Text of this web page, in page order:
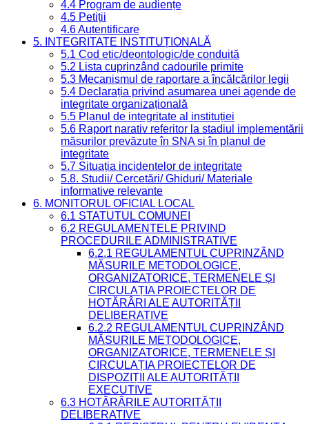
4.4 Program de audiențe
4.5 Petiții
4.6 Autentificare
5. INTEGRITATE INSTITUȚIONALĂ
5.1 Cod etic/deontologic/de conduită
5.2 Lista cuprinzând cadourile primite
5.3 Mecanismul de raportare a încălcărilor legii
5.4 Declarația privind asumarea unei agende de
integritate organizațională
5.5 Planul de integritate al instituției
5.6 Raport narativ referitor la stadiul implementării
măsurilor prevăzute în SNA și în planul de
integritate
5.7 Situația incidentelor de integritate
5.8. Studii/ Cercetări/ Ghiduri/ Materiale
informative relevante
6. MONITORUL OFICIAL LOCAL
6.1 STATUTUL COMUNEI
6.2 REGULAMENTELE PRIVIND
PROCEDURILE ADMINISTRATIVE
6.2.1 REGULAMENTUL CUPRINZÂND
MĂSURILE METODOLOGICE,
ORGANIZATORICE, TERMENELE ȘI
CIRCULAȚIA PROIECTELOR DE
HOTĂRÂRI ALE AUTORITĂȚII
DELIBERATIVE
6.2.2 REGULAMENTUL CUPRINZÂND
MĂSURILE METODOLOGICE,
ORGANIZATORICE, TERMENELE ȘI
CIRCULAȚIA PROIECTELOR DE
DISPOZIȚII ALE AUTORITĂȚII
EXECUTIVE
6.3 HOTĂRÂRILE AUTORITĂȚII
DELIBERATIVE